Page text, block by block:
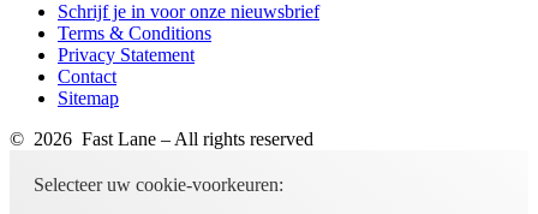
Schrijf je in voor onze nieuwsbrief
Terms & Conditions
Privacy Statement
Contact
Sitemap
© 2026 Fast Lane – All rights reserved
Selecteer uw cookie-voorkeuren: